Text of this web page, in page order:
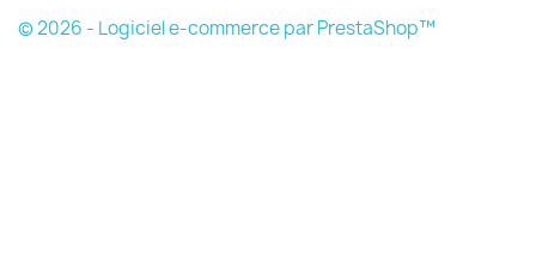
© 2026 - Logiciel e-commerce par PrestaShop™